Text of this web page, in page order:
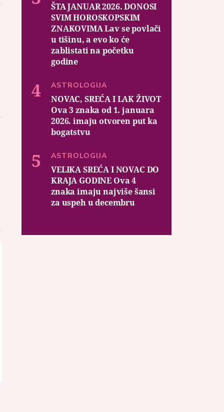
ŠTA JANUAR 2026. DONOSI
SVIM HOROSKOPSKIM
ZNAKOVIMA Lav se povlači
u tišinu, a evo ko će
zablistati na početku
godine
ASTROLOGIJA
NOVAC, SREĆA I LAK ŽIVOT
Ova 3 znaka od 1. januara
2026. imaju otvoren put ka
bogatstvu
ASTROLOGIJA
VELIKA SREĆA I NOVAC DO
KRAJA GODINE Ova 4
znaka imaju najviše šansi
za uspeh u decembru